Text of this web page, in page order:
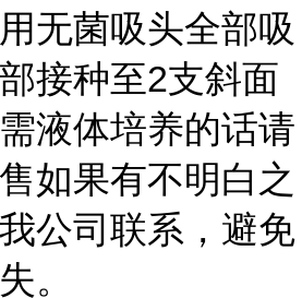
无菌吸头全部吸
接种至2支斜面
液体培养的话请
如果有不明白之
公司联系，避免
。